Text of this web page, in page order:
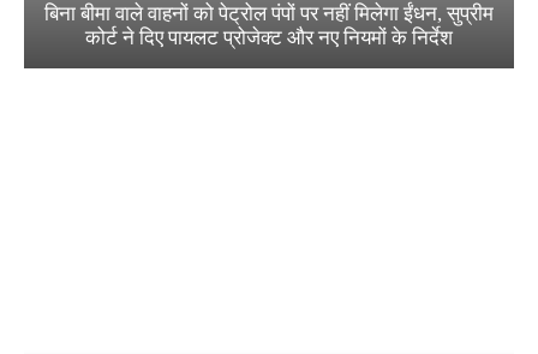
बिना बीमा वाले वाहनों को पेट्रोल पंपों पर नहीं मिलेगा ईंधन, सुप्रीम
कोर्ट ने दिए पायलट प्रोजेक्ट और नए नियमों के निर्देश